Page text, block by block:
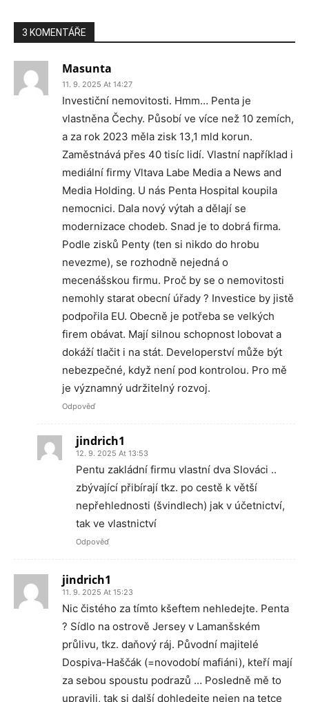
3 KOMENTÁŘE
Masunta
11. 9. 2025 At 14:27
Investiční nemovitosti. Hmm… Penta je
vlastněna Čechy. Působí ve více než 10 zemích,
a za rok 2023 měla zisk 13,1 mld korun.
Zaměstnává přes 40 tisíc lidí. Vlastní například i
mediální firmy Vltava Labe Media a News and
Media Holding. U nás Penta Hospital koupila
nemocnici. Dala nový výtah a dělají se
modernizace chodeb. Snad je to dobrá firma.
Podle zisků Penty (ten si nikdo do hrobu
nevezme), se rozhodně nejedná o
mecenášskou firmu. Proč by se o nemovitosti
nemohly starat obecní úřady ? Investice by jistě
podpořila EU. Obecně je potřeba se velkých
firem obávat. Mají silnou schopnost lobovat a
dokáží tlačit i na stát. Developerství může být
nebezpečné, když není pod kontrolou. Pro mě
je významný udržitelný rozvoj.
Odpověď
jindrich1
12. 9. 2025 At 13:53
Pentu zakládní firmu vlastní dva Slováci ..
zbývající přibírají tkz. po cestě k větší
nepřehlednosti (švindlech) jak v účetnictví,
tak ve vlastnictví
Odpověď
jindrich1
11. 9. 2025 At 15:23
Nic čistého za tímto kšeftem nehledejte. Penta
? Sídlo na ostrově Jersey v Lamanšském
průlivu, tkz. daňový ráj. Původní majitelé
Dospiva-Haščák (=novodobí mafiáni), kteří mají
za sebou spoustu podrazů … Posledně mě to
upravili, tak si další dohledejte nejen na tetce